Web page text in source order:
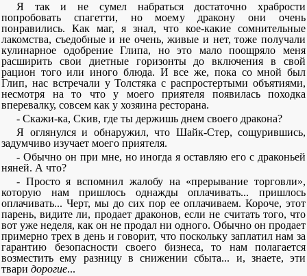
Я так и не сумел набраться достаточно храбрости
попробовать спагетти, но моему дракону они очень
понравились. Как маг, я знал, что кое-какие сомнительные
лакомства, съедобные и не очень, живые и нет, тоже получали
кулинарное одобрение Глипа, но это мало поощряло меня
расширить свои диетные горизонты до включения в свой
рацион того или иного блюда. И все же, пока со мной был
Глип, нас встречали у Толстяка с распростертыми объятиями,
несмотря на то что у моего приятеля появилась походка
вперевалку, совсем как у хозяина ресторана.
- Скажи-ка, Скив, где ты держишь днем своего дракона?
Я оглянулся и обнаружил, что Шайк-Стер, сощурившись,
задумчиво изучает моего приятеля.
- Обычно он при мне, но иногда я оставляю его с драконьей
няней. А что?
- Просто я вспомнил жалобу на «прерывание торговли»,
которую нам пришлось однажды оплачивать... пришлось
оплачивать... Черт, мы до сих пор ее оплачиваем. Короче, этот
парень, видите ли, продает драконов, если не считать того, что
вот уже неделя, как он не продал ни одного. Обычно он продает
примерно трех в день и говорит, что поскольку заплатил нам за
гарантию безопасности своего бизнеса, то нам полагается
возместить ему разницу в снижении сбыта... и, знаете, эти
твари дорогие...